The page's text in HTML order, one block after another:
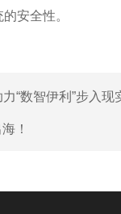
安全性。
“数智伊利”步入现
！